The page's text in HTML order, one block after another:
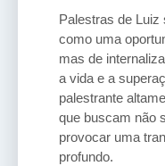
Palestras de
como uma
mas de
a vida e a
palestrante
que buscam não
provocar uma
profundo.